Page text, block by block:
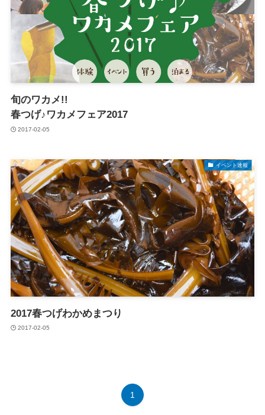
旬のワカメ!!
春つげ♪ワカメフェア2017
2017-02-05
イベント速報
2017春つげわかめまつり
2017-02-05
1